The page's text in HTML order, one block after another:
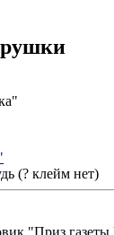
(? клейм нет)